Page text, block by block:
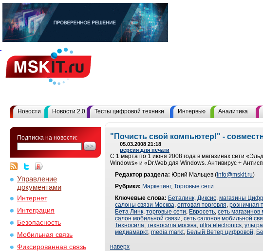
Новости Новости 2.0 Тесты цифровой техники Интервью Аналитика
Подписка на новости:
Управление
документами
Интернет
Интеграция
Безопасность
Мобильная связь
Фиксированная связь
"Почисть свой компьютер!" -
05.03.2008 21:18
версия для печати
C 1 марта по 1 июня 2008 года в магазинах сети
Windows» и «Dr.Web для Windows. Антивирус +
Редактор раздела: Юрий Мальцев (info@mskit.ru)
Рубрики: Маркетинг, Торговые сети
Ключевые слова: Беталинк, Диксис, магазины
салоны связи Москва, оптовая торговля, розничная
Бета Линк, торговые сети, Евросеть, сеть магазинов
салон мобильной связи, сеть салонов мобильной
Техносила, техносила москва, ultra electronics,
медиамаркт, media markt, Белый Ветер цифровой,
наверх